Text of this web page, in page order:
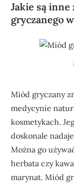
Jakie są
gryczanego
Miód gryczany
medycynie
kosmetykach.
doskonale
Można go
herbata czy
marynat. Miód